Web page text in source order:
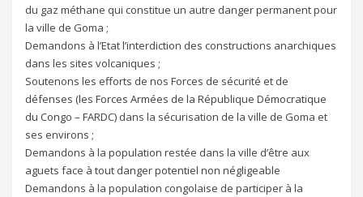
du gaz méthane qui constitue un autre danger permanent pour
la ville de Goma ;
Demandons à l’Etat l’interdiction des constructions anarchiques
dans les sites volcaniques ;
Soutenons les efforts de nos Forces de sécurité et de
défenses (les Forces Armées de la République Démocratique
du Congo – FARDC) dans la sécurisation de la ville de Goma et
ses environs ;
Demandons à la population restée dans la ville d’être aux
aguets face à tout danger potentiel non négligeable
Demandons à la population congolaise de participer à la